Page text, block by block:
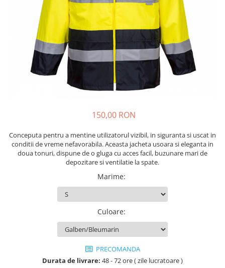
Echere si compasuri
Nivele laser
Rulete si metre
Telemetre
Termometre
Masini de gaurit si insurubat
Masini de slefuit si rindeluit
Masini multifunctionale
Polizoare unghiulare
Scule electrice de banc
Suflante aer cald si aspiratoare
Salopetă cu pieptar
îmbrăcăminte unică folosinţă
Industria Alimentară
Accesorii industria alimentară
Protecţie ignifugă
Accesorii rezistente la flacără
îmbrăcăminte pentru damă
150,00 RON
Conceputa pentru a mentine utilizatorul vizibil, in siguranta si uscat in
conditii de vreme nefavorabila. Aceasta jacheta usoara si eleganta in
doua tonuri, dispune de o gluga cu acces facil, buzunare mari de
depozitare si ventilatie la spate.
Marime:
Culoare:
PRECOMANDA
Durata de livrare: 48 - 72 ore ( zile lucratoare )